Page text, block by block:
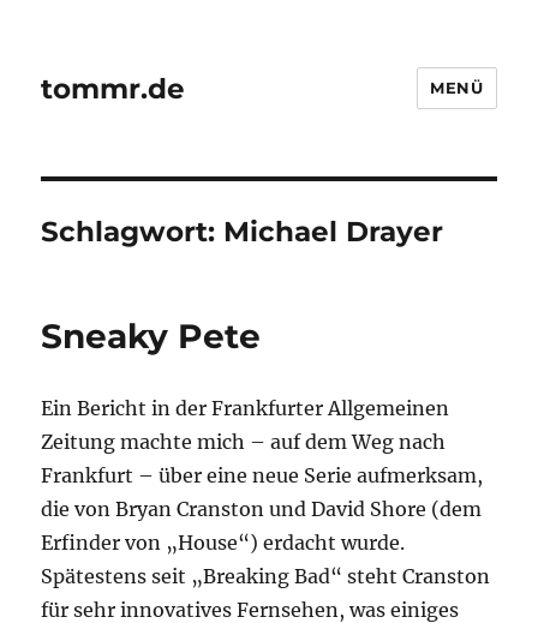
tommr.de MENÜ
Schlagwort: Michael Drayer
Sneaky Pete
Ein Bericht in der Frankfurter Allgemeinen
Zeitung machte mich – auf dem Weg nach
Frankfurt – über eine neue Serie aufmerksam,
die von Bryan Cranston und David Shore (dem
Erfinder von „House“) erdacht wurde.
Spätestens seit „Breaking Bad“ steht Cranston
für sehr innovatives Fernsehen, was einiges